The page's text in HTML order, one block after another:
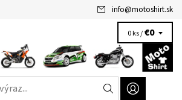
info@motoshirt.sk
0 ks /€0